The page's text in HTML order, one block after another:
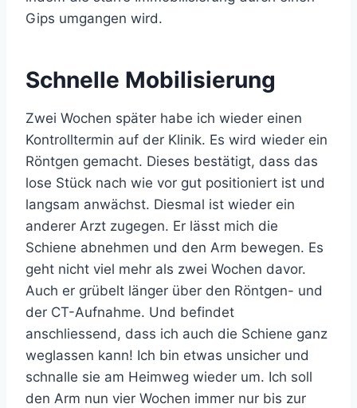
Gips umgangen wird.
Schnelle Mobilisierung
Zwei Wochen später habe ich wieder einen
Kontrolltermin auf der Klinik. Es wird wieder ein
Röntgen gemacht. Dieses bestätigt, dass das
lose Stück nach wie vor gut positioniert ist und
langsam anwächst. Diesmal ist wieder ein
anderer Arzt zugegen. Er lässt mich die
Schiene abnehmen und den Arm bewegen. Es
geht nicht viel mehr als zwei Wochen davor.
Auch er grübelt länger über den Röntgen- und
der CT-Aufnahme. Und befindet
anschliessend, dass ich auch die Schiene ganz
weglassen kann! Ich bin etwas unsicher und
schnalle sie am Heimweg wieder um. Ich soll
den Arm nun vier Wochen immer nur bis zur